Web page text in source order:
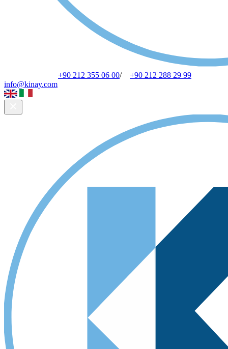
+90 212 355 06 00/
+90 212 288 29 99
info@kinay.com